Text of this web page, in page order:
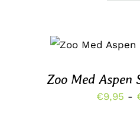
OPTIES
Zoo Med Aspen
€9,95 -